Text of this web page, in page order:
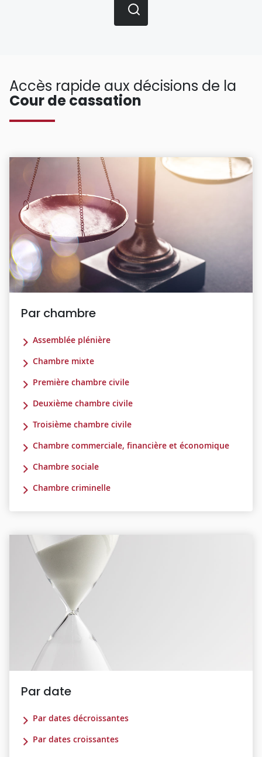
Accès rapide aux décisions de la
Cour de cassation
Par chambre
Assemblée plénière
Chambre mixte
Première chambre civile
Deuxième chambre civile
Troisième chambre civile
Chambre commerciale, financière et économique
Chambre sociale
Chambre criminelle
Par date
Par dates décroissantes
Par dates croissantes